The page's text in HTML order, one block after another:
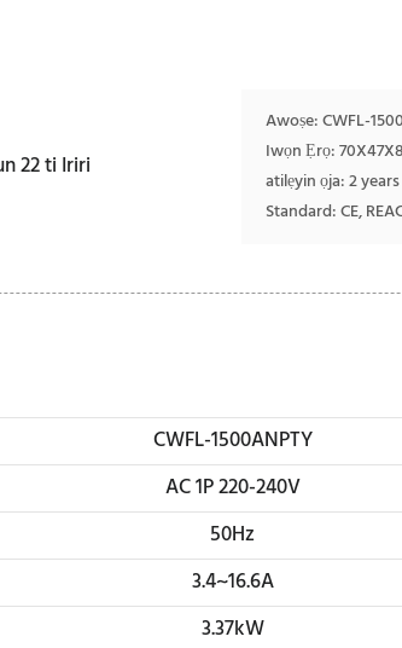
Awoṣe: CWFL-1500
Iwọn Ẹrọ:
atilẹyin ọja: 2 years
Standard: CE,
CWFL-1500ANPTY
AC 1P 220-240V
50Hz
3.4~16.6A
3.37kW